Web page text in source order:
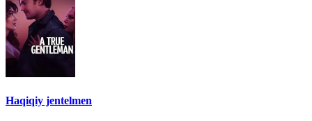
Haqiqiy jentelmen